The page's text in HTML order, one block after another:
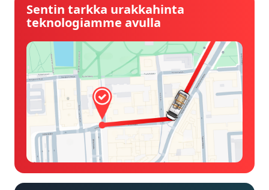
Sentin tarkka urakkahinta
teknologiamme avulla